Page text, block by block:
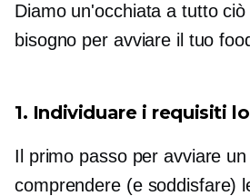
Diamo un'occhiata a tutto
bisogno per avviare il tuo
1. Individuare i requisiti
Il primo passo per avviare
comprendere (e soddisfare)